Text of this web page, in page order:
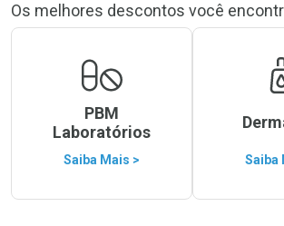
Os melhores descontos você
PBM
Laboratórios
Saiba Mais > Saiba